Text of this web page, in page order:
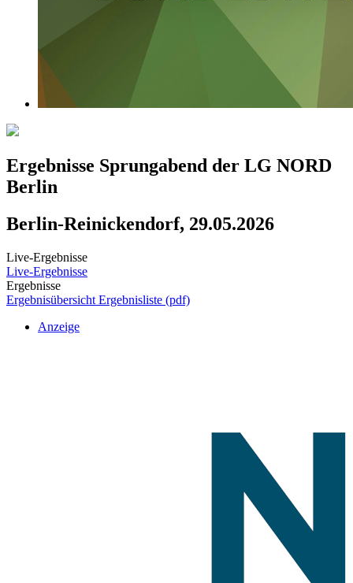
Ergebnisse Sprungabend der LG NORD
Berlin
Berlin-Reinickendorf, 29.05.2026
Live-Ergebnisse
Live-Ergebnisse
Ergebnisse
Ergebnisübersicht Ergebnisliste (pdf)
Anzeige